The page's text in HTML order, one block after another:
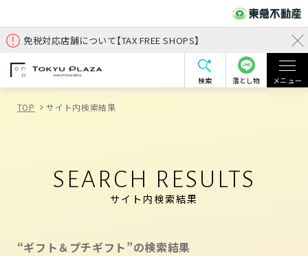
免税対応店舗について【TAX FREE SHOPS】
検索 落とし物 メニュー
TOP サイト内検索結果
SEARCH RESULTS
サイト内検索結果
“ギフト＆プチギフト”の検索結果